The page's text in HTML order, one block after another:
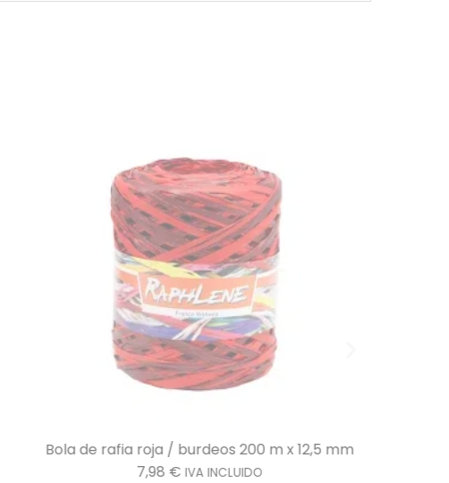
Bola de rafia roja / burdeos 200 m x 12,5 mm
7,98 € IVA INCLUIDO